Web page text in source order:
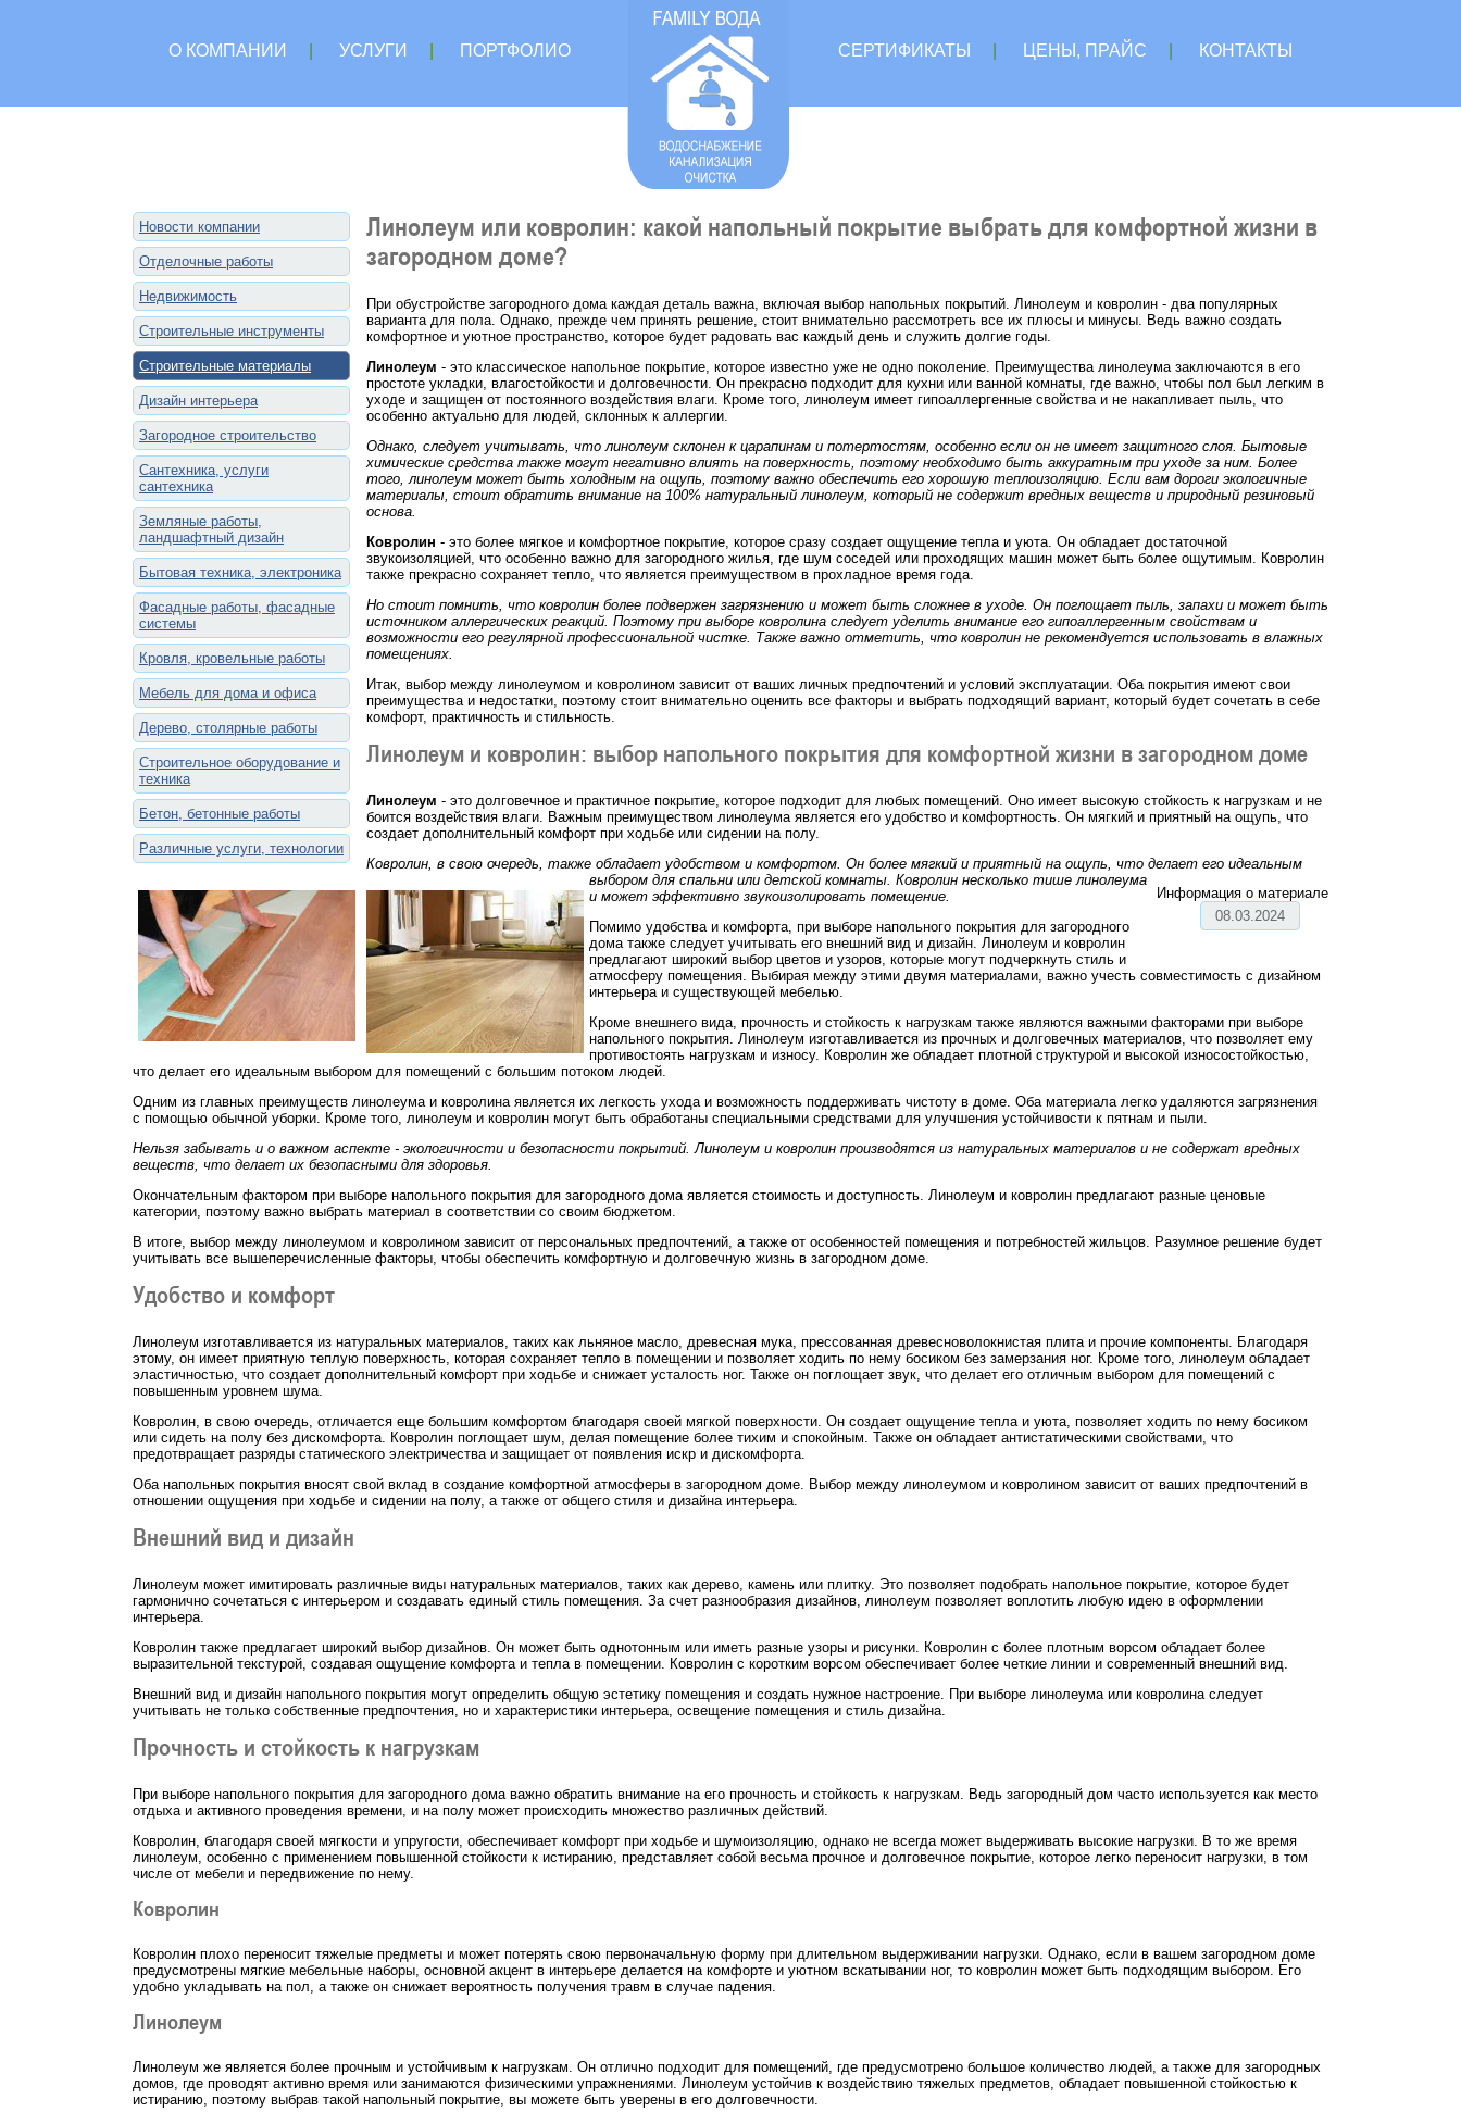
О КОМПАНИИ УСЛУГИ ПОРТФОЛИО СЕРТИФИКАТЫ ЦЕНЫ, ПРАЙС КОНТАКТЫ
Новости компании
Отделочные работы
Недвижимость
Строительные инструменты
Строительные материалы
Дизайн интерьера
Загородное строительство
Сантехника, услуги
сантехника
Земляные работы,
ландшафтный дизайн
Бытовая техника, электроника
Фасадные работы, фасадные
системы
Кровля, кровельные работы
Мебель для дома и офиса
Дерево, столярные работы
Строительное оборудование и
техника
Бетон, бетонные работы
Различные услуги, технологии
Линолеум или ковролин: какой напольный покрытие выбрать для комфортной жизни в
загородном доме?
Информация о материале
08.03.2024
При обустройстве загородного дома каждая деталь важна, включая выбор напольных покрытий. Линолеум и ковролин - два популярных
варианта для пола. Однако, прежде чем принять решение, стоит внимательно рассмотреть все их плюсы и минусы. Ведь важно создать
комфортное и уютное пространство, которое будет радовать вас каждый день и служить долгие годы.
Линолеум - это классическое напольное покрытие, которое известно уже не одно поколение. Преимущества линолеума заключаются в его
простоте укладки, влагостойкости и долговечности. Он прекрасно подходит для кухни или ванной комнаты, где важно, чтобы пол был легким в
уходе и защищен от постоянного воздействия влаги. Кроме того, линолеум имеет гипоаллергенные свойства и не накапливает пыль, что
особенно актуально для людей, склонных к аллергии.
Однако, следует учитывать, что линолеум склонен к царапинам и потертостям, особенно если он не имеет защитного слоя. Бытовые
химические средства также могут негативно влиять на поверхность, поэтому необходимо быть аккуратным при уходе за ним. Более
того, линолеум может быть холодным на ощупь, поэтому важно обеспечить его хорошую теплоизоляцию. Если вам дороги экологичные
материалы, стоит обратить внимание на 100% натуральный линолеум, который не содержит вредных веществ и природный резиновый
основа.
Ковролин - это более мягкое и комфортное покрытие, которое сразу создает ощущение тепла и уюта. Он обладает достаточной
звукоизоляцией, что особенно важно для загородного жилья, где шум соседей или проходящих машин может быть более ощутимым. Ковролин
также прекрасно сохраняет тепло, что является преимуществом в прохладное время года.
Но стоит помнить, что ковролин более подвержен загрязнению и может быть сложнее в уходе. Он поглощает пыль, запахи и может быть
источником аллергических реакций. Поэтому при выборе ковролина следует уделить внимание его гипоаллергенным свойствам и
возможности его регулярной профессиональной чистке. Также важно отметить, что ковролин не рекомендуется использовать в влажных
помещениях.
Итак, выбор между линолеумом и ковролином зависит от ваших личных предпочтений и условий эксплуатации. Оба покрытия имеют свои
преимущества и недостатки, поэтому стоит внимательно оценить все факторы и выбрать подходящий вариант, который будет сочетать в себе
комфорт, практичность и стильность.
Линолеум и ковролин: выбор напольного покрытия для комфортной жизни в загородном доме
Линолеум - это долговечное и практичное покрытие, которое подходит для любых помещений. Оно имеет высокую стойкость к нагрузкам и не
боится воздействия влаги. Важным преимуществом линолеума является его удобство и комфортность. Он мягкий и приятный на ощупь, что
создает дополнительный комфорт при ходьбе или сидении на полу.
Ковролин, в свою очередь, также обладает удобством и комфортом. Он более мягкий и приятный на ощупь, что делает его идеальным
выбором для спальни или детской комнаты. Ковролин несколько тише линолеума
и может эффективно звукоизолировать помещение.
Помимо удобства и комфорта, при выборе напольного покрытия для загородного
дома также следует учитывать его внешний вид и дизайн. Линолеум и ковролин
предлагают широкий выбор цветов и узоров, которые могут подчеркнуть стиль и
атмосферу помещения. Выбирая между этими двумя материалами, важно учесть совместимость с дизайном
интерьера и существующей мебелью.
Кроме внешнего вида, прочность и стойкость к нагрузкам также являются важными факторами при выборе
напольного покрытия. Линолеум изготавливается из прочных и долговечных материалов, что позволяет ему
противостоять нагрузкам и износу. Ковролин же обладает плотной структурой и высокой износостойкостью,
что делает его идеальным выбором для помещений с большим потоком людей.
Одним из главных преимуществ линолеума и ковролина является их легкость ухода и возможность поддерживать чистоту в доме. Оба материала легко удаляются загрязнения
с помощью обычной уборки. Кроме того, линолеум и ковролин могут быть обработаны специальными средствами для улучшения устойчивости к пятнам и пыли.
Нельзя забывать и о важном аспекте - экологичности и безопасности покрытий. Линолеум и ковролин производятся из натуральных материалов и не содержат вредных
веществ, что делает их безопасными для здоровья.
Окончательным фактором при выборе напольного покрытия для загородного дома является стоимость и доступность. Линолеум и ковролин предлагают разные ценовые
категории, поэтому важно выбрать материал в соответствии со своим бюджетом.
В итоге, выбор между линолеумом и ковролином зависит от персональных предпочтений, а также от особенностей помещения и потребностей жильцов. Разумное решение будет
учитывать все вышеперечисленные факторы, чтобы обеспечить комфортную и долговечную жизнь в загородном доме.
Удобство и комфорт
Линолеум изготавливается из натуральных материалов, таких как льняное масло, древесная мука, прессованная древесноволокнистая плита и прочие компоненты. Благодаря
этому, он имеет приятную теплую поверхность, которая сохраняет тепло в помещении и позволяет ходить по нему босиком без замерзания ног. Кроме того, линолеум обладает
эластичностью, что создает дополнительный комфорт при ходьбе и снижает усталость ног. Также он поглощает звук, что делает его отличным выбором для помещений с
повышенным уровнем шума.
Ковролин, в свою очередь, отличается еще большим комфортом благодаря своей мягкой поверхности. Он создает ощущение тепла и уюта, позволяет ходить по нему босиком
или сидеть на полу без дискомфорта. Ковролин поглощает шум, делая помещение более тихим и спокойным. Также он обладает антистатическими свойствами, что
предотвращает разряды статического электричества и защищает от появления искр и дискомфорта.
Оба напольных покрытия вносят свой вклад в создание комфортной атмосферы в загородном доме. Выбор между линолеумом и ковролином зависит от ваших предпочтений в
отношении ощущения при ходьбе и сидении на полу, а также от общего стиля и дизайна интерьера.
Внешний вид и дизайн
Линолеум может имитировать различные виды натуральных материалов, таких как дерево, камень или плитку. Это позволяет подобрать напольное покрытие, которое будет
гармонично сочетаться с интерьером и создавать единый стиль помещения. За счет разнообразия дизайнов, линолеум позволяет воплотить любую идею в оформлении
интерьера.
Ковролин также предлагает широкий выбор дизайнов. Он может быть однотонным или иметь разные узоры и рисунки. Ковролин с более плотным ворсом обладает более
выразительной текстурой, создавая ощущение комфорта и тепла в помещении. Ковролин с коротким ворсом обеспечивает более четкие линии и современный внешний вид.
Внешний вид и дизайн напольного покрытия могут определить общую эстетику помещения и создать нужное настроение. При выборе линолеума или ковролина следует
учитывать не только собственные предпочтения, но и характеристики интерьера, освещение помещения и стиль дизайна.
Прочность и стойкость к нагрузкам
При выборе напольного покрытия для загородного дома важно обратить внимание на его прочность и стойкость к нагрузкам. Ведь загородный дом часто используется как место
отдыха и активного проведения времени, и на полу может происходить множество различных действий.
Ковролин, благодаря своей мягкости и упругости, обеспечивает комфорт при ходьбе и шумоизоляцию, однако не всегда может выдерживать высокие нагрузки. В то же время
линолеум, особенно с применением повышенной стойкости к истиранию, представляет собой весьма прочное и долговечное покрытие, которое легко переносит нагрузки, в том
числе от мебели и передвижение по нему.
Ковролин
Ковролин плохо переносит тяжелые предметы и может потерять свою первоначальную форму при длительном выдерживании нагрузки. Однако, если в вашем загородном доме
предусмотрены мягкие мебельные наборы, основной акцент в интерьере делается на комфорте и уютном вскатывании ног, то ковролин может быть подходящим выбором. Его
удобно укладывать на пол, а также он снижает вероятность получения травм в случае падения.
Линолеум
Линолеум же является более прочным и устойчивым к нагрузкам. Он отлично подходит для помещений, где предусмотрено большое количество людей, а также для загородных
домов, где проводят активно время или занимаются физическими упражнениями. Линолеум устойчив к воздействию тяжелых предметов, обладает повышенной стойкостью к
истиранию, поэтому выбрав такой напольный покрытие, вы можете быть уверены в его долговечности.